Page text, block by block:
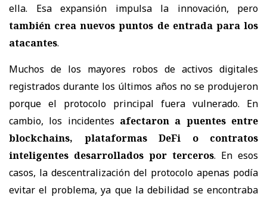
ella. Esa expansión impulsa la innovación, pero
también crea nuevos puntos de entrada para los
atacantes.
Muchos de los mayores robos de activos digitales
registrados durante los últimos años no se produjeron
porque el protocolo principal fuera vulnerado. En
cambio, los incidentes afectaron a puentes entre
blockchains, plataformas DeFi o contratos
inteligentes desarrollados por terceros. En esos
casos, la descentralización del protocolo apenas podía
evitar el problema, ya que la debilidad se encontraba